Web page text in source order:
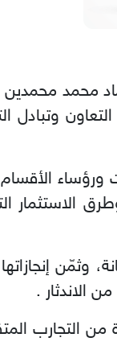
محمد محمدين
وتبادل
ورؤساء
الاستثمار
وثمّن
الاندثار .
من التجارب